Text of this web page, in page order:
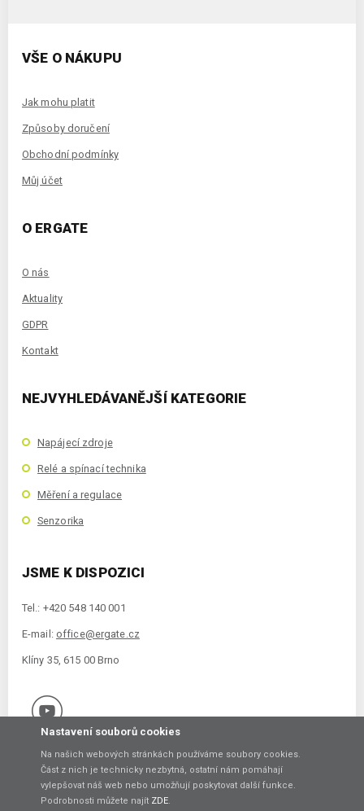
VŠE O NÁKUPU
Jak mohu platit
Způsoby doručení
Obchodní podmínky
Můj účet
O ERGATE
O nás
Aktuality
GDPR
Kontakt
NEJVYHLEDÁVANĚJŠÍ KATEGORIE
Napájecí zdroje
Relé a spínací technika
Měření a regulace
Senzorika
JSME K DISPOZICI
Tel.: +420 548 140 001
E-mail: office@ergate.cz
Klíny 35, 615 00 Brno
Copyright © 2021 ERGATE Automation s.r.o., Klíny 35, 61500 Brno
Nastavení souborů cookies
Na našich webových stránkách používáme soubory cookies.
Část z nich je technicky nezbytná, ostatní nám pomáhají
vylepšovat náš web nebo umožňují poskytovat další funkce.
Podrobnosti můžete najít ZDE.